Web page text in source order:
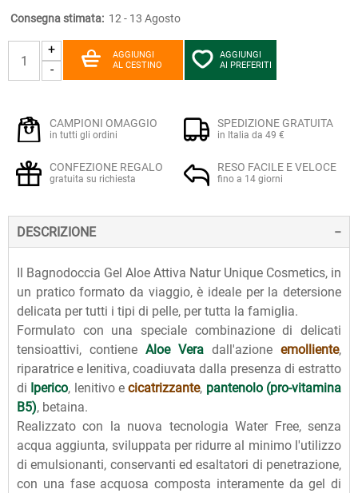
Consegna stimata: 12 - 13 Agosto
+
-
AGGIUNGI
AL CESTINO
AGGIUNGI
AI PREFERITI
CAMPIONI OMAGGIO
in tutti gli ordini
SPEDIZIONE GRATUITA
in Italia da 49 €
CONFEZIONE REGALO
gratuita su richiesta
RESO FACILE E VELOCE
fino a 14 giorni
DESCRIZIONE
Il Bagnodoccia Gel Aloe Attiva Natur Unique Cosmetics, in
un pratico formato da viaggio, è ideale per la detersione
delicata per tutti i tipi di pelle, per tutta la famiglia.
Formulato con una speciale combinazione di delicati
tensioattivi, contiene Aloe Vera dall'azione emolliente,
riparatrice e lenitiva, coadiuvata dalla presenza di estratto
di Iperico, lenitivo ecicatrizzante, pantenolo (pro-vitamina
B5), betaina.
Realizzato con la nuova tecnologia Water Free, senza
acqua aggiunta, sviluppata per ridurre al minimo l'utilizzo
di emulsionanti, conservanti ed esaltatori di penetrazione,
con una fase acquosa composta interamente da gel di